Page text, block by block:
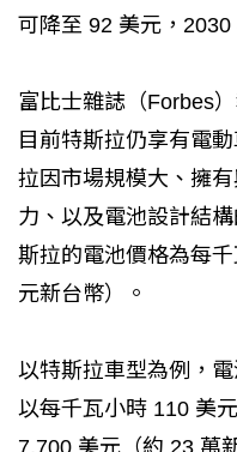
可降至 92 美元，2030
富比士雜誌（Forbes
目前特斯拉仍享有電
拉因市場規模大、擁
力、以及電池設計結
斯拉的電池價格為每
元新台幣）。
以特斯拉車型為例，
以每千瓦小時 110 美
7,700 美元（約 23 萬